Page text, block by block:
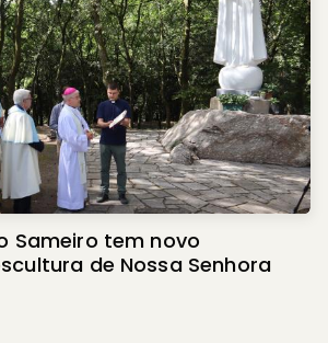
Sameiro tem novo
de Nossa Senhora